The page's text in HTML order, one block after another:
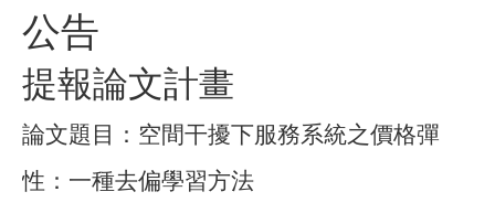
公告
提報論文計畫
論文題目：空間干擾下服務系統之價格彈
性：一種去偏學習方法